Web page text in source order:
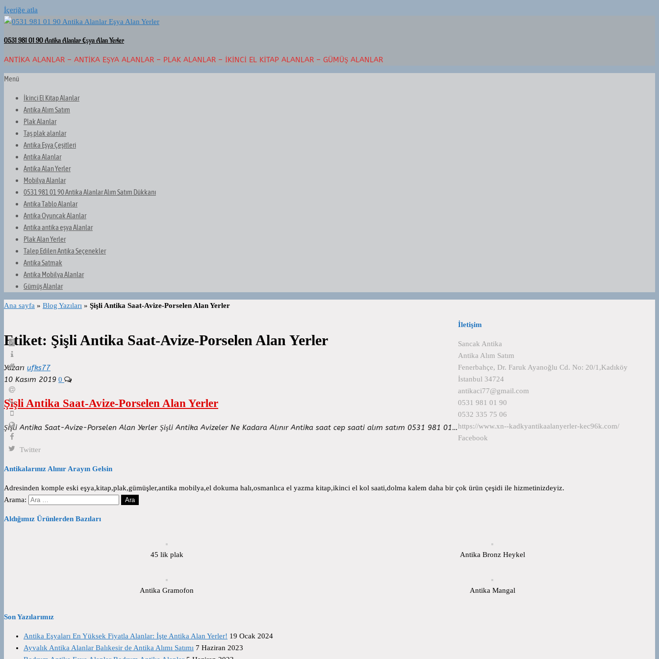
İçeriğe atla
0531 981 01 90 Antika Alanlar Eşya Alan Yerler
ANTIKA ALANLAR – ANTIKA EŞYA ALANLAR – PLAK ALANLAR – İKINCI EL KITAP ALANLAR – GÜMÜŞ ALANLAR
Menü
İkinci El Kitap Alanlar
Antika Alım Satım
Plak Alanlar
Taş plak alanlar
Antika Eşya Çeşitleri
Antika Alanlar
Antika Alan Yerler
Mobilya Alanlar
0531 981 01 90 Antika Alanlar Alım Satım Dükkanı
Antika Tablo Alanlar
Antika Oyuncak Alanlar
Antika antika eşya Alanlar
Plak Alan Yerler
Talep Edilen Antika Seçenekler
Antika Satmak
Antika Mobilya Alanlar
Gümüş Alanlar
Ana sayfa » Blog Yazıları » Şişli Antika Saat-Avize-Porselen Alan Yerler
Etiket: Şişli Antika Saat-Avize-Porselen Alan Yerler
Yazarı ufks77
10 Kasım 2019 0
Şişli Antika Saat-Avize-Porselen Alan Yerler
Şişli Antika Saat-Avize-Porselen Alan Yerler Şişli Antika Avizeler Ne Kadara Alınır Antika saat cep saati alım satım 0531 981 01…
İletişim
Sancak Antika
Antika Alım Satım
Fenerbahçe, Dr. Faruk Ayanoğlu Cd. No: 20/1,Kadıköy
İstanbul 34724
antikaci77@gmail.com
0531 981 01 90
0532 335 75 06
https://www.xn--kadkyantikaalanyerler-kec96k.com/
Facebook
Twitter
Antikalarınız Alınır Arayın Gelsin
Adresinden komple eski eşya,kitap,plak,gümüşler,antika mobilya,el dokuma halı,osmanlıca el yazma kitap,ikinci el kol saati,dolma kalem daha bir çok ürün çeşidi ile hizmetinizdeyiz.
Arama:
Aldığımız Ürünlerden Bazıları
45 lik plak Antika Bronz Heykel
Antika Gramofon Antika Mangal
Son Yazılarımız
Antika Eşyaları En Yüksek Fiyatla Alanlar: İşte Antika Alan Yerler! 19 Ocak 2024
Ayvalık Antika Alanlar Balıkesir de Antika Alımı Satımı 7 Haziran 2023